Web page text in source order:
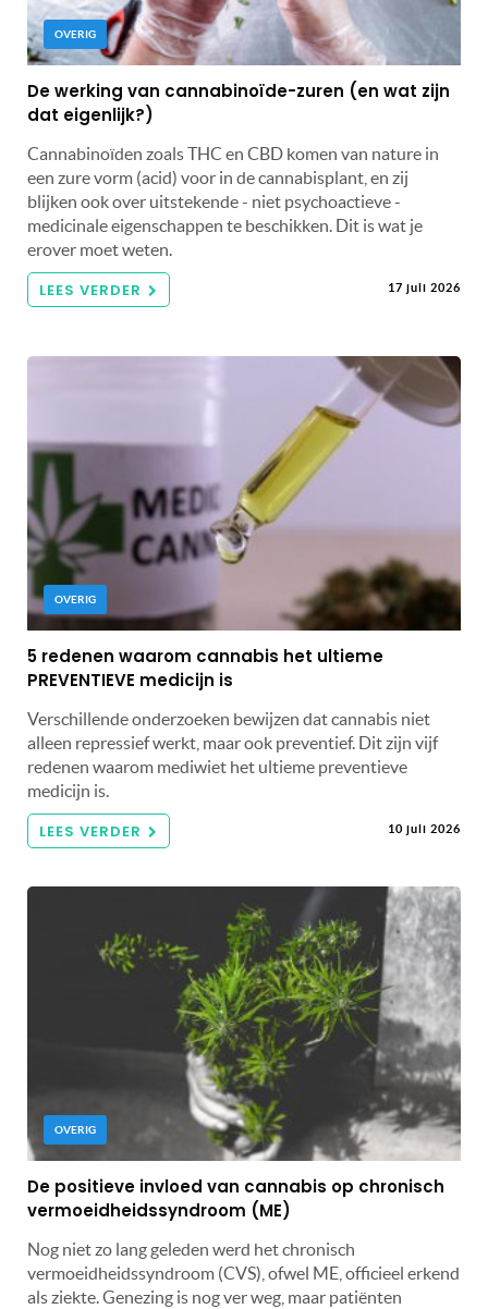
OVERIG
De werking van cannabinoïde-zuren (en wat zijn
dat eigenlijk?)
Cannabinoïden zoals THC en CBD komen van nature in
een zure vorm (acid) voor in de cannabisplant, en zij
blijken ook over uitstekende - niet psychoactieve -
medicinale eigenschappen te beschikken. Dit is wat je
erover moet weten.
LEES VERDER 17 juli 2026
OVERIG
5 redenen waarom cannabis het ultieme
PREVENTIEVE medicijn is
Verschillende onderzoeken bewijzen dat cannabis niet
alleen repressief werkt, maar ook preventief. Dit zijn vijf
redenen waarom mediwiet het ultieme preventieve
medicijn is.
LEES VERDER 10 juli 2026
OVERIG
De positieve invloed van cannabis op chronisch
vermoeidheidssyndroom (ME)
Nog niet zo lang geleden werd het chronisch
vermoeidheidssyndroom (CVS), ofwel ME, officieel erkend
als ziekte. Genezing is nog ver weg, maar patiënten